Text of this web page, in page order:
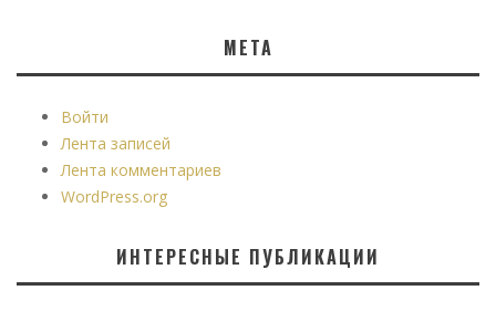
МЕТА
Войти
Лента записей
Лента комментариев
WordPress.org
ИНТЕРЕСНЫЕ ПУБЛИКАЦИИ